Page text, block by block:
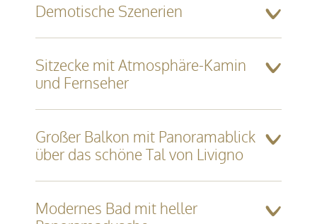
Demotische Szenerien
Sitzecke mit Atmosphäre-Kamin
und Fernseher
Großer Balkon mit Panoramablick
über das schöne Tal von Livigno
Modernes Bad mit heller